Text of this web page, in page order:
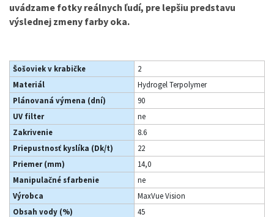
uvádzame fotky reálnych ľudí, pre lepšiu predstavu
výslednej zmeny farby oka.
Šošoviek v krabičke
2
Materiál
Hydrogel Terpolymer
Plánovaná výmena (dní)
90
UV filter
ne
Zakrivenie
8.6
Priepustnosť kyslíka (Dk/t)
22
Priemer (mm)
14,0
Manipulačné sfarbenie
ne
Výrobca
MaxVue Vision
Obsah vody (%)
45